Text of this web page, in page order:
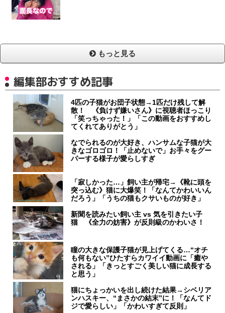
もっと見る
編集部おすすめ記事
4匹の子猫がお団子状態→1匹だけ残して解
散！ 《負けず嫌いさん》に視聴者ほっこり
「笑っちゃった！」「この動画をおすすめし
てくれてありがとう」
なでられるのが大好き、ハンサムな子猫が大
きなゴロゴロ！「止めないで」お手々をグー
パーする様子が愛らしすぎ
「寂しかった…」飼い主が帰宅→《靴に頭を
突っ込む》猫に大爆笑！「なんてかわいいん
だろう」「うちの猫もクサいものが好き」
新聞を読みたい飼い主 vs 気を引きたい子
猫 《全力の妨害》が反則級のかわいさ！
瞳の大きな保護子猫が見上げてくる…“オチ
も何もない”ひたすらカワイイ動画に「癒や
される」「きっとすごく美しい猫に成長する
と思う」
猫にちょっかいを出し続けた結果→シベリア
ンハスキー、“まさかの結末”に！「なんてド
ジで愛らしい」「かわいすぎて反則」